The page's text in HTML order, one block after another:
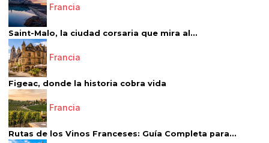
Francia
Saint-Malo, la ciudad corsaria que mira al...
Francia
Figeac, donde la historia cobra vida
Francia
Rutas de los Vinos Franceses: Guía Completa para...